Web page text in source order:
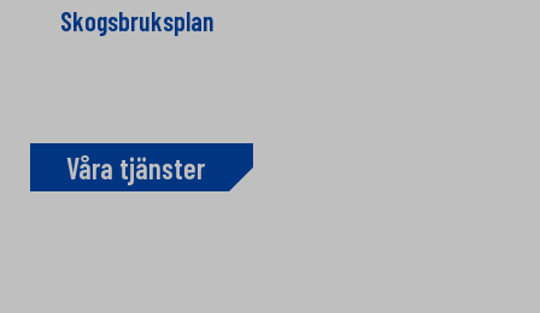
Skogsbruksplan
Våra tjänster